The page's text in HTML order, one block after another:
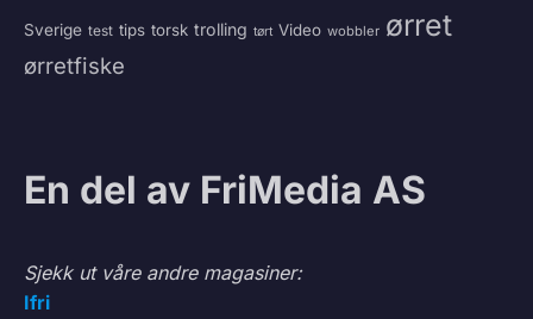
Sverige test tips torsk trolling tørt Video wobbler ørret
ørretfiske
En del av FriMedia AS
Sjekk ut våre andre magasiner:
Ifri